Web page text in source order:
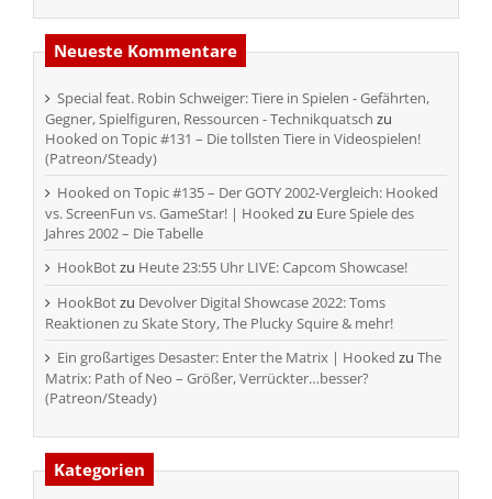
Neueste Kommentare
Special feat. Robin Schweiger: Tiere in Spielen - Gefährten,
Gegner, Spielfiguren, Ressourcen - Technikquatsch zu
Hooked on Topic #131 – Die tollsten Tiere in Videospielen!
(Patreon/Steady)
Hooked on Topic #135 – Der GOTY 2002-Vergleich: Hooked
vs. ScreenFun vs. GameStar! | Hooked zu Eure Spiele des
Jahres 2002 – Die Tabelle
HookBotzu Heute 23:55 Uhr LIVE: Capcom Showcase!
HookBotzu Devolver Digital Showcase 2022: Toms
Reaktionen zu Skate Story, The Plucky Squire & mehr!
Ein großartiges Desaster: Enter the Matrix | Hooked zu The
Matrix: Path of Neo – Größer, Verrückter…besser?
(Patreon/Steady)
Kategorien